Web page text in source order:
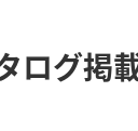
ログ掲